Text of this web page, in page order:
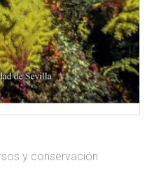
y conservación